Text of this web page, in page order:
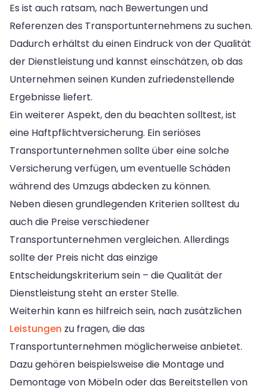
Es ist auch ratsam, nach Bewertungen und
Referenzen des Transportunternehmens zu suchen.
Dadurch erhältst du einen Eindruck von der Qualität
der Dienstleistung und kannst einschätzen, ob das
Unternehmen seinen Kunden zufriedenstellende
Ergebnisse liefert.
Ein weiterer Aspekt, den du beachten solltest, ist
eine Haftpflichtversicherung. Ein seriöses
Transportunternehmen sollte über eine solche
Versicherung verfügen, um eventuelle Schäden
während des Umzugs abdecken zu können.
Neben diesen grundlegenden Kriterien solltest du
auch die Preise verschiedener
Transportunternehmen vergleichen. Allerdings
sollte der Preis nicht das einzige
Entscheidungskriterium sein – die Qualität der
Dienstleistung steht an erster Stelle.
Weiterhin kann es hilfreich sein, nach zusätzlichen
Leistungen zu fragen, die das
Transportunternehmen möglicherweise anbietet.
Dazu gehören beispielsweise die Montage und
Demontage von Möbeln oder das Bereitstellen von